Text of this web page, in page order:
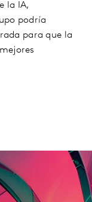
la IA,
podría
para que la